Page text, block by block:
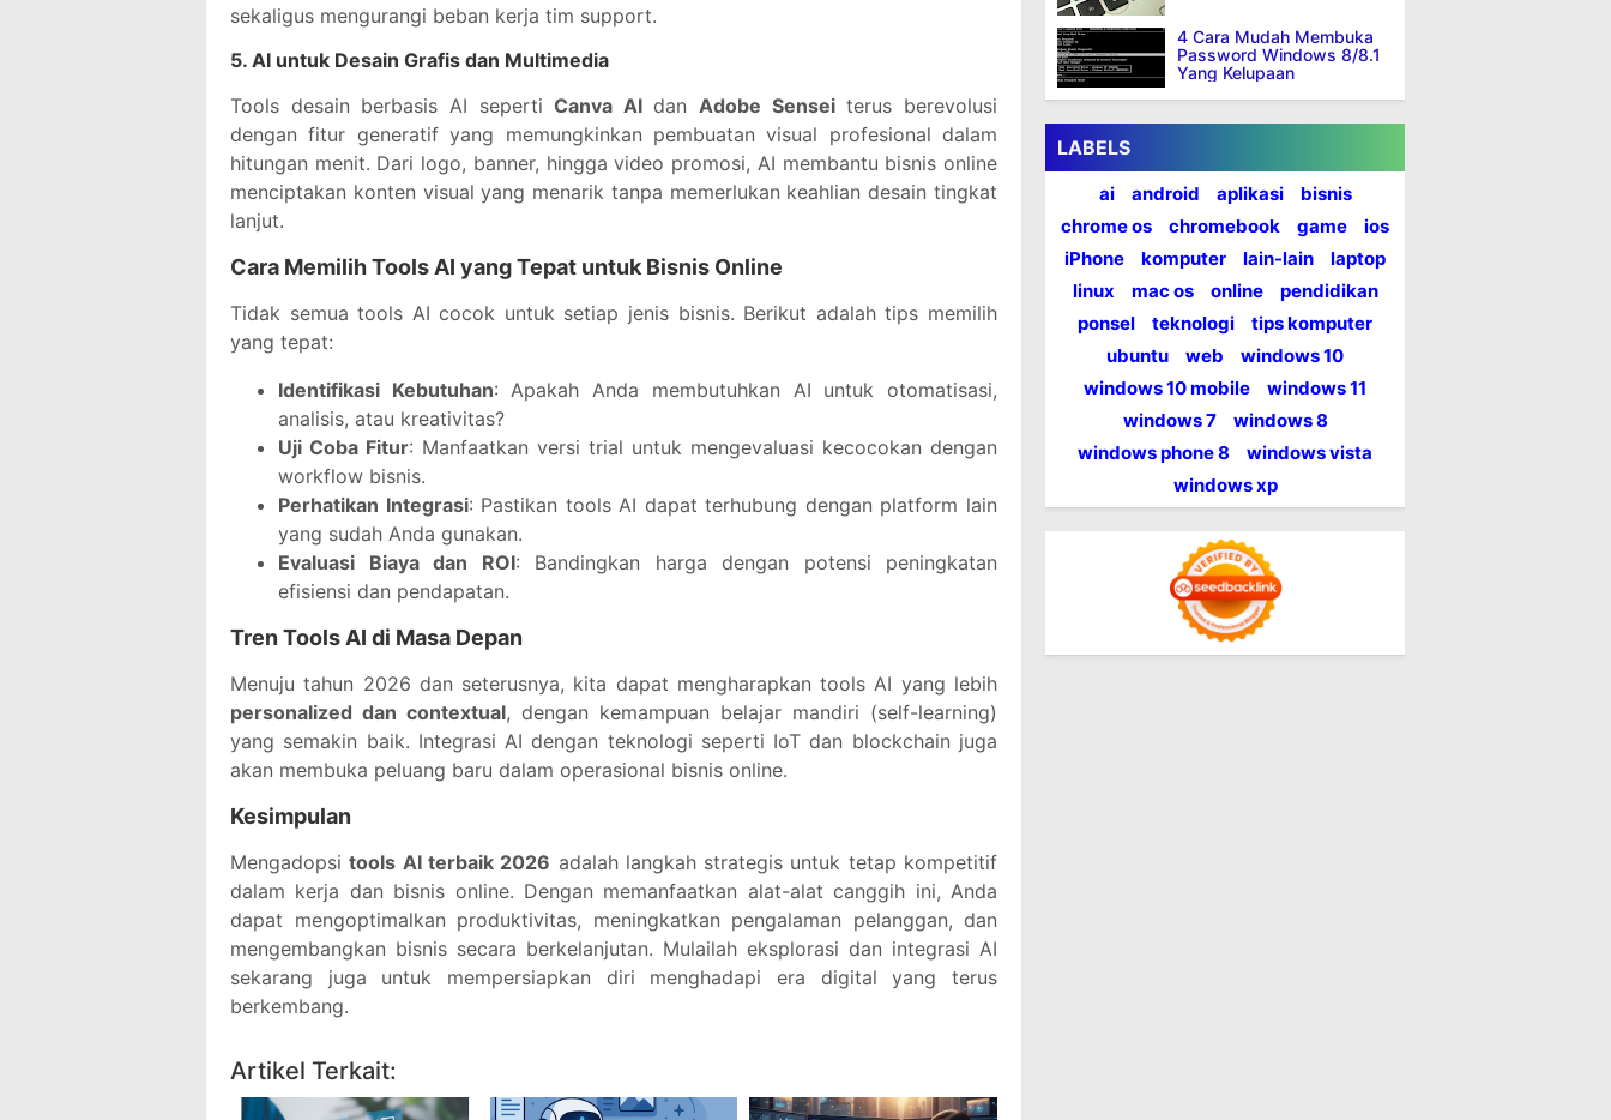
sekaligus mengurangi beban kerja tim support.
5. AI untuk Desain Grafis dan Multimedia
Tools desain berbasis AI sepertiCanva AIdanAdobe Senseiterus berevolusi
dengan fitur generatif yang memungkinkan pembuatan visual profesional dalam
hitungan menit. Dari logo, banner, hingga video promosi, AI membantu bisnis online
menciptakan konten visual yang menarik tanpa memerlukan keahlian desain tingkat
lanjut.
Cara Memilih Tools AI yang Tepat untuk Bisnis Online
Tidak semua tools AI cocok untuk setiap jenis bisnis. Berikut adalah tips memilih
yang tepat:
Identifikasi Kebutuhan: Apakah Anda membutuhkan AI untuk otomatisasi,
analisis, atau kreativitas?
Uji Coba Fitur: Manfaatkan versi trial untuk mengevaluasi kecocokan dengan
workflow bisnis.
Perhatikan Integrasi: Pastikan tools AI dapat terhubung dengan platform lain
yang sudah Anda gunakan.
Evaluasi Biaya dan ROI: Bandingkan harga dengan potensi peningkatan
efisiensi dan pendapatan.
Tren Tools AI di Masa Depan
Menuju tahun 2026 dan seterusnya, kita dapat mengharapkan tools AI yang lebih
personalized dan contextual, dengan kemampuan belajar mandiri (self-learning)
yang semakin baik. Integrasi AI dengan teknologi seperti IoT dan blockchain juga
akan membuka peluang baru dalam operasional bisnis online.
Kesimpulan
Mengadopsitools AI terbaik 2026 adalah langkah strategis untuk tetap kompetitif
dalam kerja dan bisnis online. Dengan memanfaatkan alat-alat canggih ini, Anda
dapat mengoptimalkan produktivitas, meningkatkan pengalaman pelanggan, dan
mengembangkan bisnis secara berkelanjutan. Mulailah eksplorasi dan integrasi AI
sekarang juga untuk mempersiapkan diri menghadapi era digital yang terus
berkembang.
Jika suka dengan artikel ini,
4 Cara Mudah Membuka
Password Windows 8/8.1
Yang Kelupaan
LABELS
ai android aplikasi
bisnis
chrome os
chromebook game
ios
iPhone
komputer lain-lain
laptop
linux
mac os online
pendidikan
ponsel
teknologi
tips komputer
ubuntu
web
windows 10
windows 10 mobile
windows 11
windows 7
windows 8
windows phone 8
windows vista
windows xp